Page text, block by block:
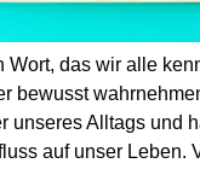
Wort, das wir alle
bewusst
unseres Alltags und
auf unser Leben.